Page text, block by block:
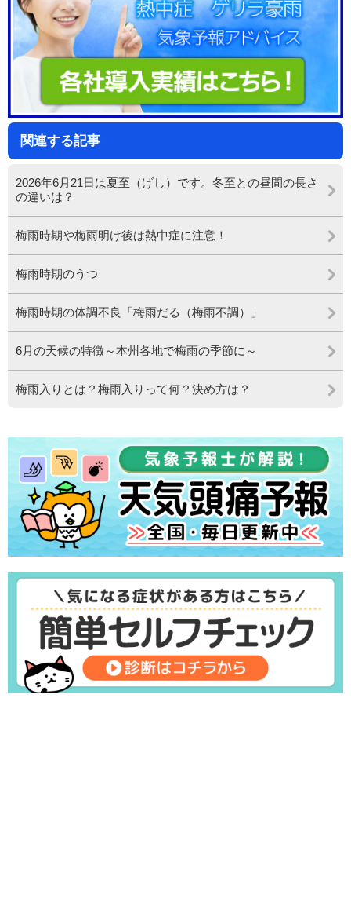
関連する記事
2026年6月21日は夏至（げし）です。冬至との昼間の長さ
の違いは？
梅雨時期や梅雨明け後は熱中症に注意！
梅雨時期のうつ
梅雨時期の体調不良「梅雨だる（梅雨不調）」
6月の天候の特徴～本州各地で梅雨の季節に～
梅雨入りとは？梅雨入りって何？決め方は？